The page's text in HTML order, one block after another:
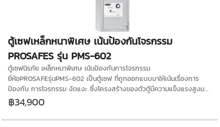
ตู้เซฟเหล็กหนาพิเศษ เน้นป้องกันโจรกรรม
PROSAFES รุ่น PMS-602
ตู้เซฟนิรภัย เหล็กหนาพิเศษ เน้นป้องกันการโจรกรรม
ยี่ห้อPROSAFEรุ่นPMS-602 เป็นตู้เซฟ ที่ถูกออกแบบมาให้เน้นเรื่องการ
ป้องกัน การโจรกรรม งัดแงะ ซึ่งโครงสร้างของตัวตู้มีความแข็งแรงสูงม...
฿34,900